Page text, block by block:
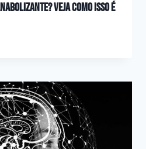
Veja como isso é